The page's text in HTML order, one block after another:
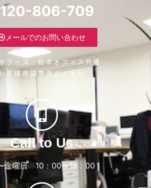
806-709
メールでのお問い合わせ
フィス・松本オフィス共通
客様相談専用ダイヤル
Call to Us
金曜日 10：00〜18：00